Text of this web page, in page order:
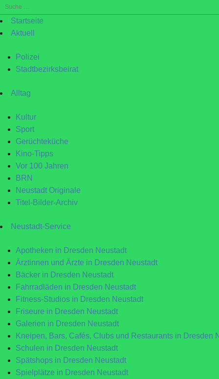
Suche
nach:Startseite
Aktuell
Polizei
Stadtbezirksbeirat
Alltag
Kultur
Sport
Gerüchteküche
Kino-Tipps
Vor 100 Jahren
BRN
Neustadt Originale
Titel-Bilder-Archiv
Neustadt-Service
Apotheken in Dresden Neustadt
Ärztinnen und Ärzte in Dresden Neustadt
Bäcker in Dresden Neustadt
Fahrradläden in Dresden Neustadt
Fitness-Studios in Dresden Neustadt
Friseure in Dresden Neustadt
Galerien in Dresden Neustadt
Kneipen, Bars, Cafés, Clubs und Restaurants in Dresden
Schulen in Dresden Neustadt
Spätshops in Dresden Neustadt
Spielplätze in Dresden Neustadt